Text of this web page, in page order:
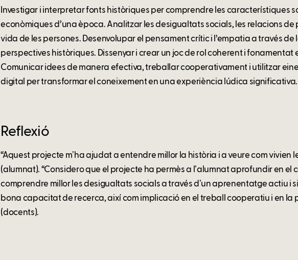
Investigar i interpretar fonts històriques per comprendre les característiques
econòmiques d’una època. Analitzar les desigualtats socials, les relacions de
vida de les persones. Desenvolupar el pensament crític i l’empatia a través
perspectives històriques. Dissenyar i crear un joc de rol coherent i
Comunicar idees de manera efectiva, treballar cooperativament i utilitzar
digital per transformar el coneixement en una experiència lúdica significativa.
Reflexió
“Aquest projecte mʼha ajudat a entendre millor la història i a veure com vivien
(alumnat). “Considero que el projecte ha permès a lʼalumnat aprofundir en el
comprendre millor les desigualtats socials a través dʼun aprenentatge actiu i
bona capacitat de recerca, així com implicació en el treball cooperatiu i en la
(docents).